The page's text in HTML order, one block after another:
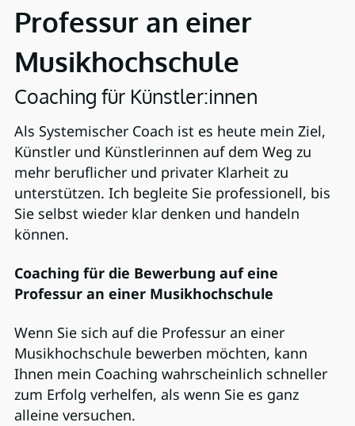
Professur an einer
Musikhochschule
Coaching für Künstler:innen
Als Systemischer Coach ist es heute mein Ziel,
Künstler und Künstlerinnen auf dem Weg zu
mehr beruflicher und privater Klarheit zu
unterstützen. Ich begleite Sie professionell, bis
Sie selbst wieder klar denken und handeln
können.
Coaching für die Bewerbung auf eine
Professur an einer Musikhochschule
Wenn Sie sich auf die Professur an einer
Musikhochschule bewerben möchten, kann
Ihnen mein Coaching wahrscheinlich schneller
zum Erfolg verhelfen, als wenn Sie es ganz
alleine versuchen.